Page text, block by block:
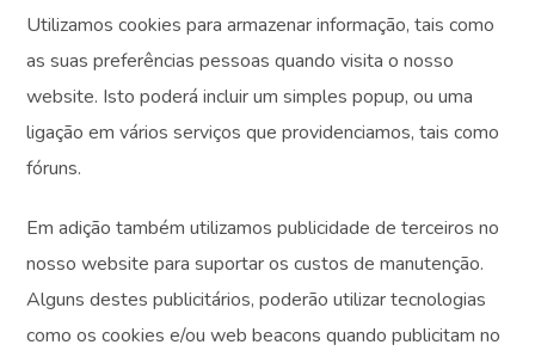
Utilizamos cookies para armazenar informação, tais como
as suas preferências pessoas quando visita o nosso
website. Isto poderá incluir um simples popup, ou uma
ligação em vários serviços que providenciamos, tais como
fóruns.
Em adição também utilizamos publicidade de terceiros no
nosso website para suportar os custos de manutenção.
Alguns destes publicitários, poderão utilizar tecnologias
como os cookies e/ou web beacons quando publicitam no